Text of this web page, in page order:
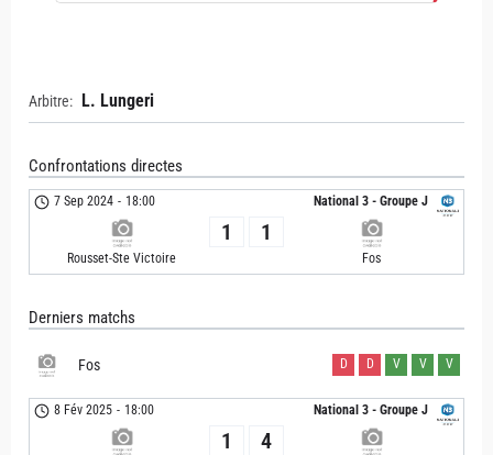
Arbitre: L. Lungeri
Confrontations directes
National 3 - Groupe J
7 Sep 2024 - 18:00
Rousset-Ste Victoire
1 1
Fos
Derniers matchs
Fos D D V V V
National 3 - Groupe J
8 Fév 2025 - 18:00
1 4